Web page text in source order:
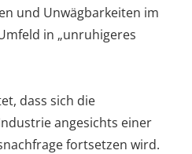
und Unwägbarkeiten im
in „unruhigeres
dass sich die
angesichts einer
fortsetzen wird.